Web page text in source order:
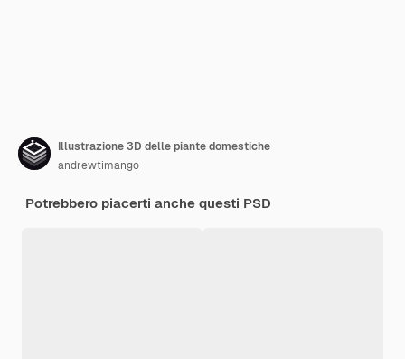
Illustrazione 3D delle piante domestiche
andrewtimango
Potrebbero piacerti anche questi PSD